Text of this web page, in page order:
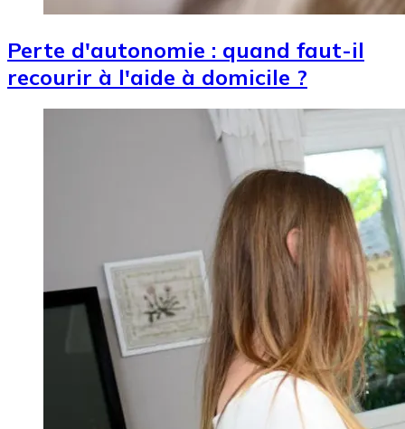
Perte d'autonomie : quand faut-il
recourir à l'aide à domicile ?